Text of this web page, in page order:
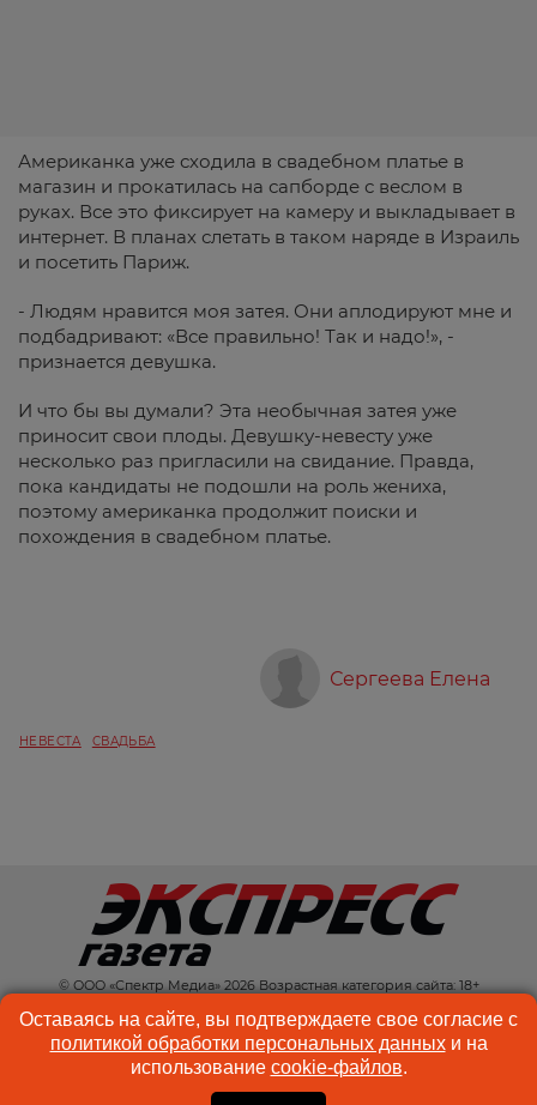
Американка уже сходила в свадебном платье в
магазин и прокатилась на сапборде с веслом в
руках. Все это фиксирует на камеру и выкладывает в
интернет. В планах слетать в таком наряде в Израиль
и посетить Париж.
- Людям нравится моя затея. Они аплодируют мне и
подбадривают: «Все правильно! Так и надо!», -
признается девушка.
И что бы вы думали? Эта необычная затея уже
приносит свои плоды. Девушку-невесту уже
несколько раз пригласили на свидание. Правда,
пока кандидаты не подошли на роль жениха,
поэтому американка продолжит поиски и
похождения в свадебном платье.
Сергеева Елена
НЕВЕСТА СВАДЬБА
© ООО «Спектр Медиа» 2026 Возрастная категория сайта: 18+
КОНТАКТЫ
РЕКЛАМА
КУКИ-ФАЙЛЫ
ПОЛЬЗОВАТЕЛЬСКОЕ
СОГЛАШЕНИЕ
Оставаясь на сайте, вы подтверждаете свое согласие с
политикой обработки персональных данныхи на
использование cookie-файлов.